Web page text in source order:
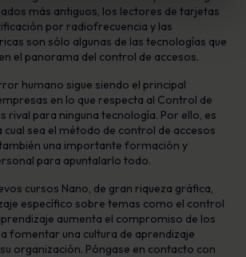
más antiguos, los lectores de tarjetas
por radiofrecuencia y las
son sólo algunas de las tecnologías que
el panorama del control de accesos.
humano sigue siendo el principal
en lo que respecta al Control de
rival para ninguna tecnología. Por ello, es
cual sea el método de control de accesos
también una importante formación y
para apuntalarlo todo.
cursos Nano, de gran riqueza gráfica,
específico sobre temas como el control
aumenta el compromiso de los
fomentar una cultura de aprendizaje
organización. Póngase en contacto con